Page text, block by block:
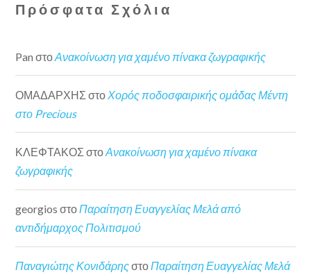
Πρόσφατα Σχόλια
Pan στοΑνακοίνωση για χαμένο πίνακα ζωγραφικής
ΟΜΑΔΑΡΧΗΣ στοΧορός ποδοσφαιρικής ομάδας Μέντη
στο Precious
ΚΛΕΦΤΑΚΟΣ στοΑνακοίνωση για χαμένο πίνακα
ζωγραφικής
georgios στοΠαραίτηση Ευαγγελίας Μελά από
αντιδήμαρχος Πολιτισμού
Παναγιώτης ΚονιδάρηςστοΠαραίτηση Ευαγγελίας Μελά